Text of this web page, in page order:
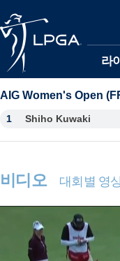
라
AIG Women's Open
1 Shiho Kuwaki
비디오 대회별 영